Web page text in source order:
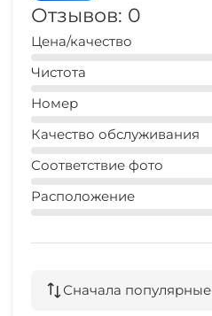
Отзывов: 0
Цена/качество
Чистота
Номер
Качество обслуживания
Соответствие фото
Расположение
Сначала популярные